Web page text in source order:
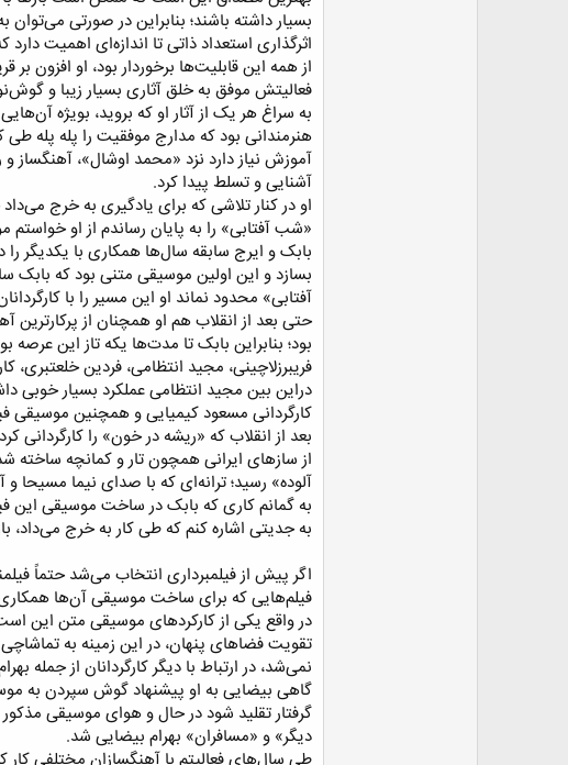
بسیار داشته باشند؛ بنابراین در صورتی
اثرگذاری استعداد ذاتی تا اندازه‌ای اهمیت
از همه این قابلیت‌ها برخوردار بود، او
فعالیتش موفق به خلق آثاری بسیار زیبا و
به سراغ هر یک از آثار او که بروید، بویژه
هنرمندانی بود که مدارج موفقیت را پله پله
آموزش نیاز دارد نزد «محمد اوشال»، آهنگساز
آشنایی و تسلط پیدا کرد.​
«شب آفتابی» را به پایان رساندم از او
بابک و ایرج سابقه سال‌ها همکاری با یکدیگر
بسازد و این اولین موسیقی متنی بود که بابک
آفتابی» محدود نماند او این مسیر را با
حتی بعد از انقلاب هم او همچنان از پرکارترین
بود؛ بنابراین بابک تا مدت‌ها یکه تاز این
فریبرزلاچینی، مجید انتظامی، فردین
دراین بین مجید انتظامی عملکرد بسیار
کارگردانی مسعود کیمیایی و همچنین موسیقی
بعد از انقلاب که «ریشه در خون» را
از ساز‌های ایرانی همچون تار و کمانچه
آلوده» رسید؛ ترانه‌ای که با صدای نیما مسیحا
به گمانم کاری که بابک در ساخت موسیقی این
به جدیتی اشاره کنم که طی کار به خرج می‌داد،
اگر پیش از فیلمبرداری انتخاب می‌شد حتماً
فیلم‌هایی که برای ساخت موسیقی آن‌ها همکاری
در واقع یکی از کارکرد‌های موسیقی متن این
تقویت فضا‌های پنهان، در این زمینه به
نمی‌شد، در ارتباط با دیگر کارگردانان از جمله
گاهی بیضایی به او پیشنهاد گوش سپردن به
گرفتار تقلید شود در حال و هوای موسیقی
دیگر» و «مسافران» بهرام بیضایی شد.​